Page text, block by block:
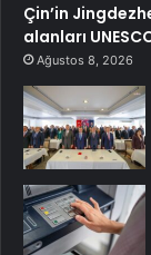
Çin’in
alanları
Ağustos 8, 2026